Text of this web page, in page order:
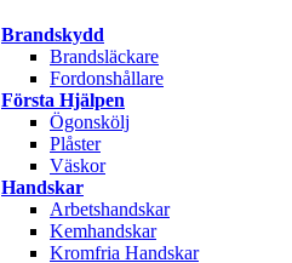
Brandskydd
Brandsläckare
Fordonshållare
Första Hjälpen
Ögonskölj
Plåster
Väskor
Handskar
Arbetshandskar
Kemhandskar
Kromfria Handskar